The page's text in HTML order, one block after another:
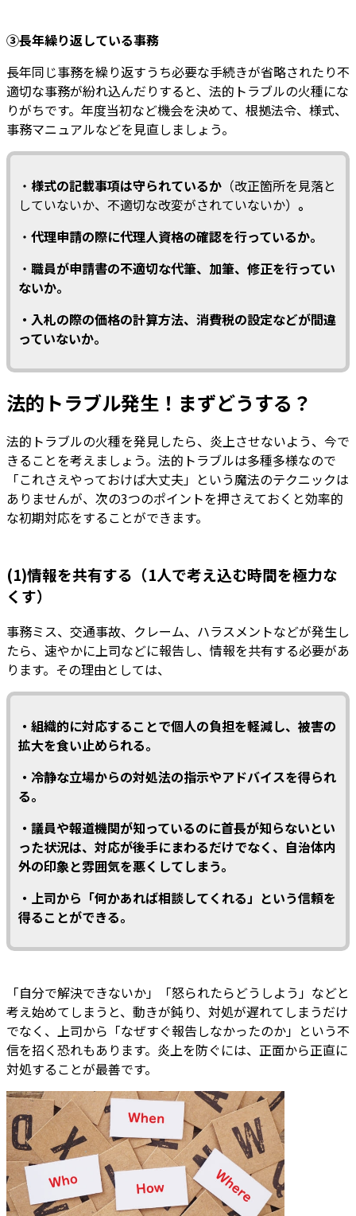
③長年繰り返している事務
長年同じ事務を繰り返すうち必要な手続きが省略されたり不
適切な事務が紛れ込んだりすると、法的トラブルの火種にな
りがちです。年度当初など機会を決めて、根拠法令、様式、
事務マニュアルなどを見直しましょう。
・ 様式の記載事項は守られているか （改正箇所を見落と
していないか、不適切な改変がされていないか） 。
・ 代理申請の際に代理人資格の確認を行っているか。
・ 職員が申請書の不適切な代筆、加筆、修正を行ってい
ないか。
・入札の際の価格の計算方法、消費税の設定などが間違
っていないか。
法的トラブル発生！まずどうする？
法的トラブルの火種を発見したら、炎上させないよう、今で
きることを考えましょう。法的トラブルは多種多様なので
「これさえやっておけば大丈夫」という魔法のテクニックは
ありませんが、次の3つのポイントを押さえておくと効率的
な初期対応をすることができます。
(1)情報を共有する（1人で考え込む時間を極力な
くす）
事務ミス、交通事故、クレーム、ハラスメントなどが発生し
たら、速やかに上司などに報告し、情報を共有する必要があ
ります。その理由としては、
・組織的に対応することで個人の負担を軽減し、被害の
拡大を食い止められる。
・冷静な立場からの対処法の指示やアドバイスを得られ
る。
・議員や報道機関が知っているのに首長が知らないとい
った状況は、対応が後手にまわるだけでなく、自治体内
外の印象と雰囲気を悪くしてしまう。
・上司から「何かあれば相談してくれる」という信頼を
得ることができる。
「自分で解決できないか」「怒られたらどうしよう」などと
考え始めてしまうと、動きが鈍り、対処が遅れてしまうだけ
でなく、上司から「なぜすぐ報告しなかったのか」という不
信を招く恐れもあります。炎上を防ぐには、正面から正直に
対処することが最善です。